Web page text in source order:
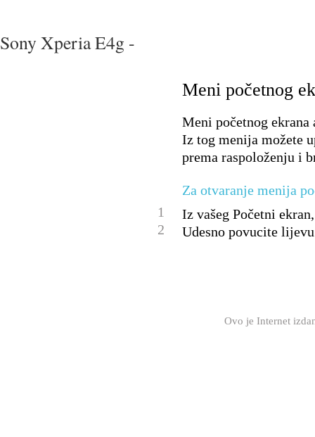
Sony Xperia E4g -
Meni početnog
Meni početnog
Iz tog menija možete
prema raspoloženju i
Za otvaranje menija
1
Iz vašeg Početni
2
Udesno povucite
Ovo je Internet